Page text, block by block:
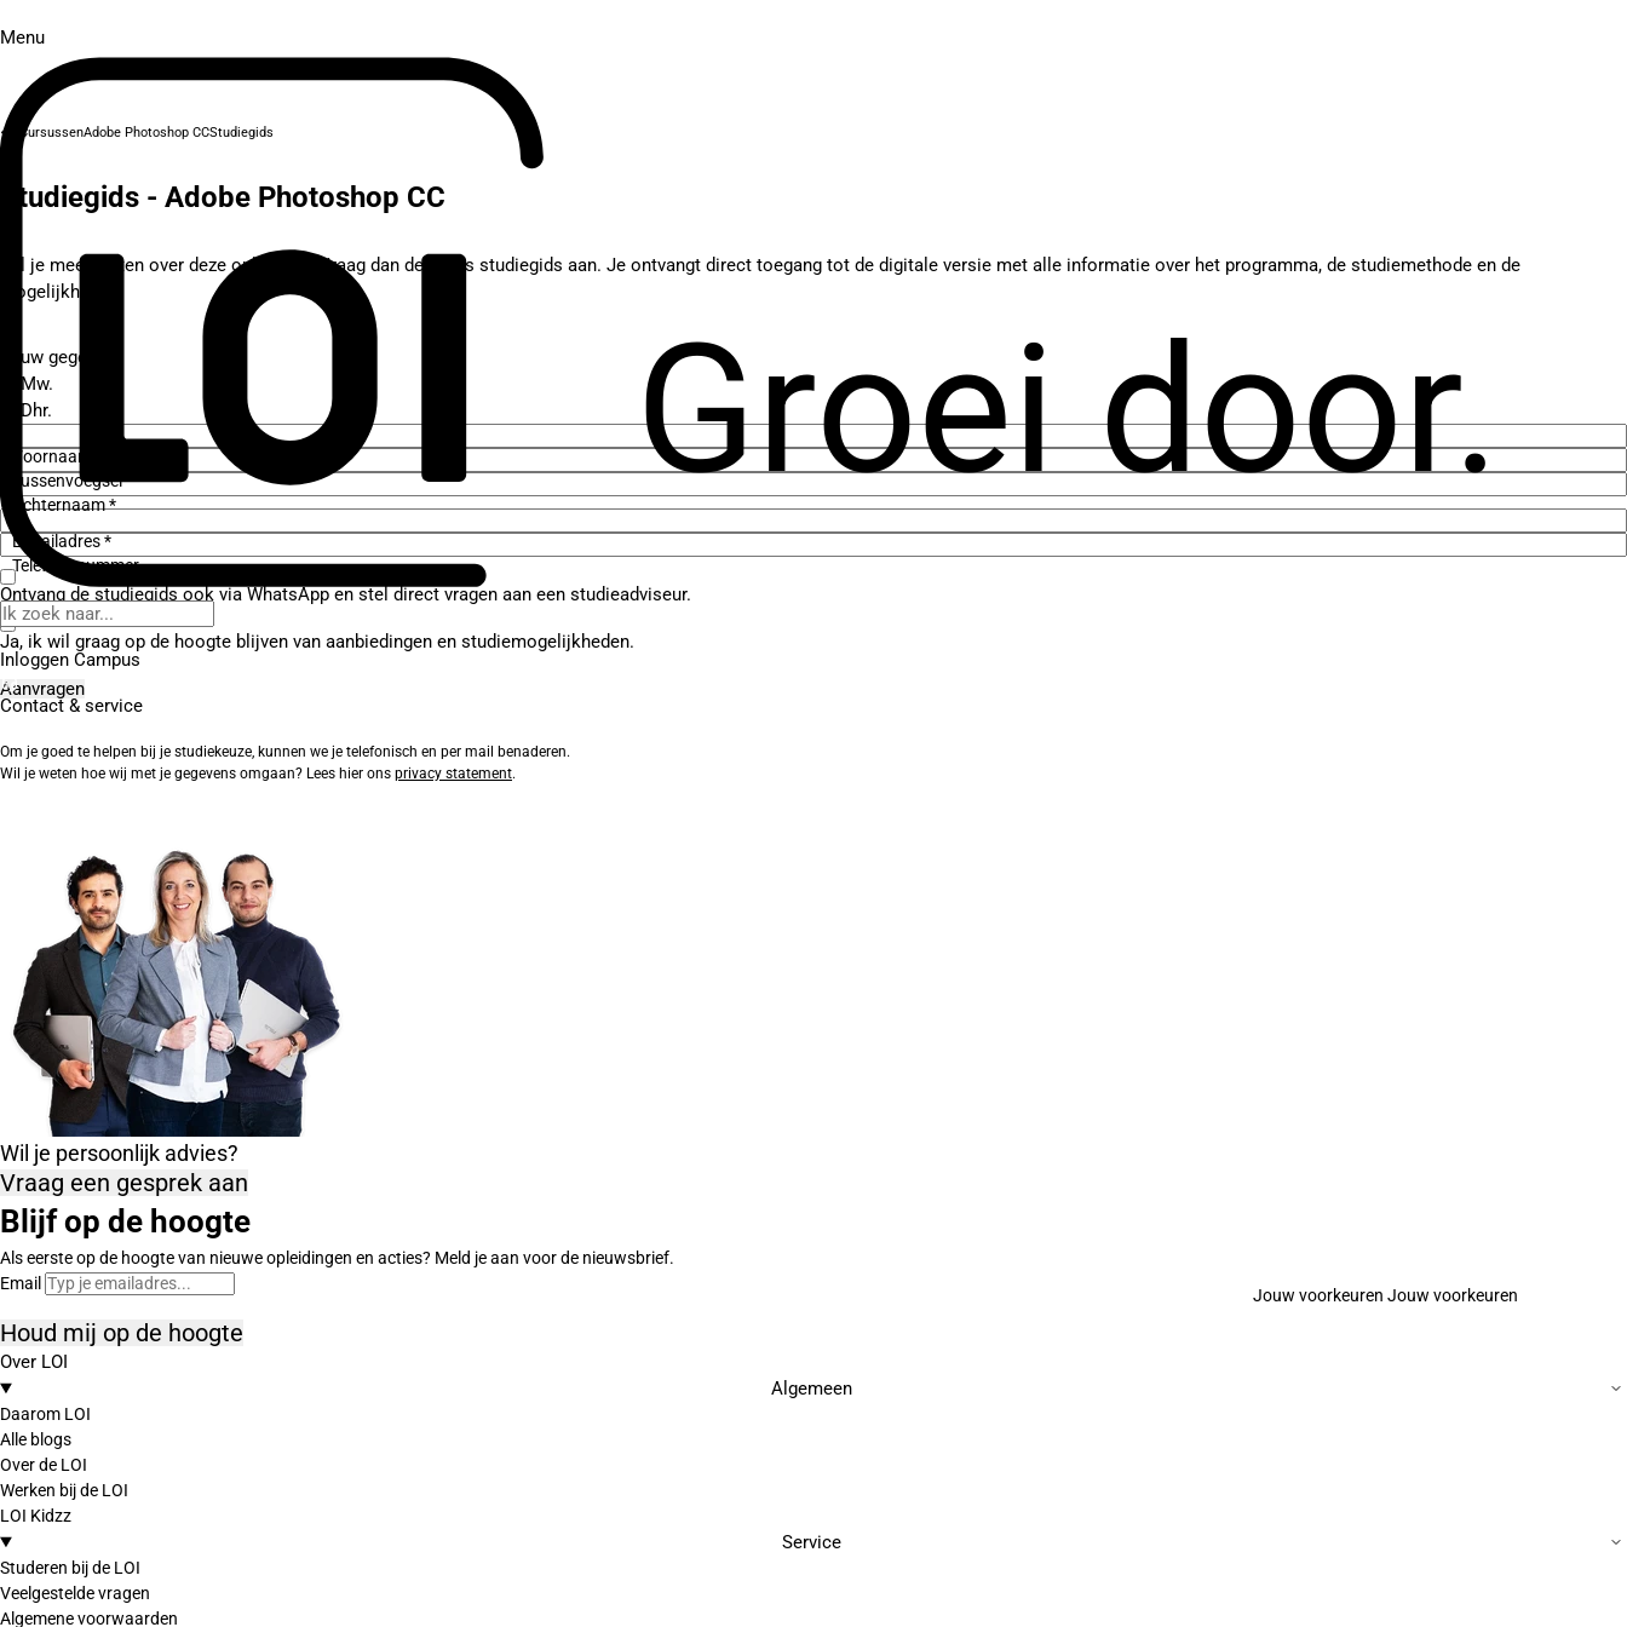
Menu
Groei door.
Inloggen Campus
Contact & service
CursussenAdobe Photoshop CCStudiegids
Studiegids - Adobe Photoshop CC
Wil je meer weten over deze opleiding? Vraag dan de gratis studiegids aan. Je ontvangt direct toegang tot de digitale versie met alle informatie over het programma, de studiemethode en de
mogelijkheden.
Jouw gegevens
Mw.
Dhr.
Voornaam *
Tussenvoegsel
Achternaam *
E-mailadres *
Telefoonnummer
Ontvang de studiegids ook via WhatsApp en stel direct vragen aan een studieadviseur.
Ja, ik wil graag op de hoogte blijven van aanbiedingen en studiemogelijkheden.
Om je goed te helpen bij je studiekeuze, kunnen we je telefonisch en per mail benaderen.
Wil je weten hoe wij met je gegevens omgaan? Lees hier ons privacy statement.
Wil je persoonlijk advies?
Vraag een gesprek aan
Blijf op de hoogte
Als eerste op de hoogte van nieuwe opleidingen en acties? Meld je aan voor de nieuwsbrief.
Email
Jouw voorkeuren
Houd mij op de hoogte
Over LOI
Algemeen
Daarom LOI
Alle blogs
Over de LOI
Werken bij de LOI
LOI Kidzz
Service
Studeren bij de LOI
Veelgestelde vragen
Algemene voorwaarden